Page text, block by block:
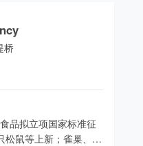
桥
品拟立项国家标准征
松鼠等上新；雀巢、京